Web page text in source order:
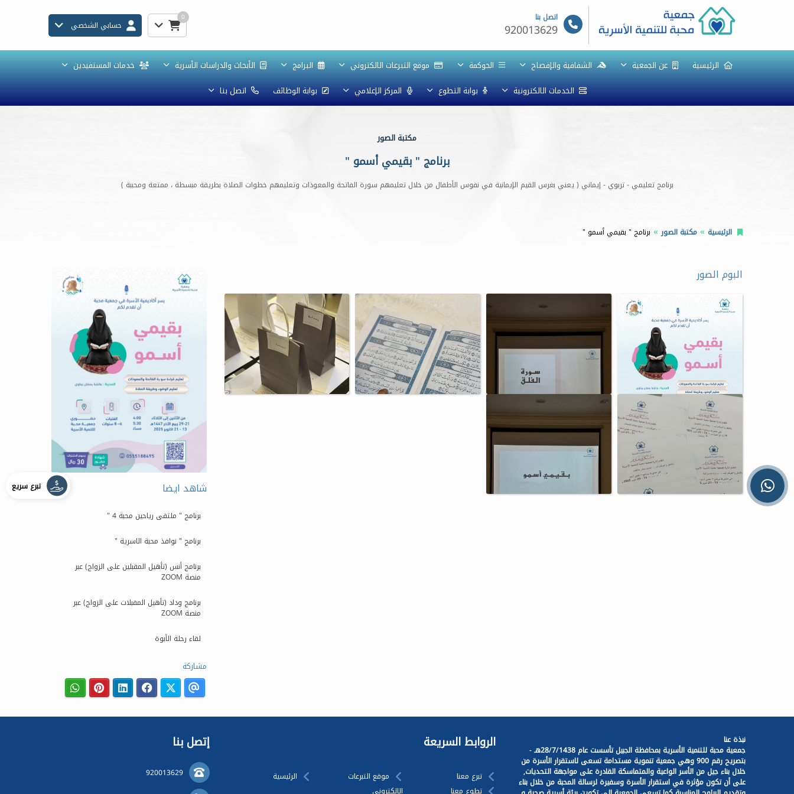
اتصل بنا
920013629
0
حسابي الشخصي
الرئيسية عن الجمعية الشفافية والإفصاح الحوكمة موقع التبرعات الالكتروني البرامج الأبحاث والدراسات الأسرية
خدمات المستفيدين
الخدمات الالكترونية
بوابة التطوع المركز الإعلامي بوابة الوظائف اتصل بنا
مكتبة الصور
برنامج " بقيمي أسمو "
برنامج تعليمي - تربوي - إيماني ( يعني بغرس القيم الإيمانية في نفوس الأطفال من خلال تعليمهم سورة الفاتحة والمعوذات وتعليمهم خطوات الصلاة بطريقة مبسطة ، ممتعة ومحببة )
الرئيسية مكتبة الصور برنامج " بقيمي أسمو "
البوم الصور
شاهد ايضا
برنامج " ملتقى رياحين محبة 4 "
برنامج " نوافذ محبة الاسرية "
برنامج أنس (تأهيل المقبلين على الزواج) عبر
منصة ZOOM
برنامج وداد (تأهيل المقبلات على الزواج) عبر
منصة ZOOM
لقاء رحلة الأبوة
مشاركة
نبذة عنا
جمعية محبة للتنمية الأسرية بمحافظة الجبيل تأسست عام 28/7/1438هـ -
بتصريح رقم 900 وهي جمعية تنموية مستدامة تسعى لاستقرار الأسرة من
خلال بناء جيل من الأسر الواعية والمتماسكة القادرة على مواجهة التحديات,
على أن تكون مؤثرة في استقرار الأسرة وسفيرة لرسالة المحبة من خلال بناء
الروابط السريعة
تبرع معنا
تطوع معنا
موقع التبرعات
الالكتروني
الرئيسية
إتصل بنا
920013629
تبرع سريع